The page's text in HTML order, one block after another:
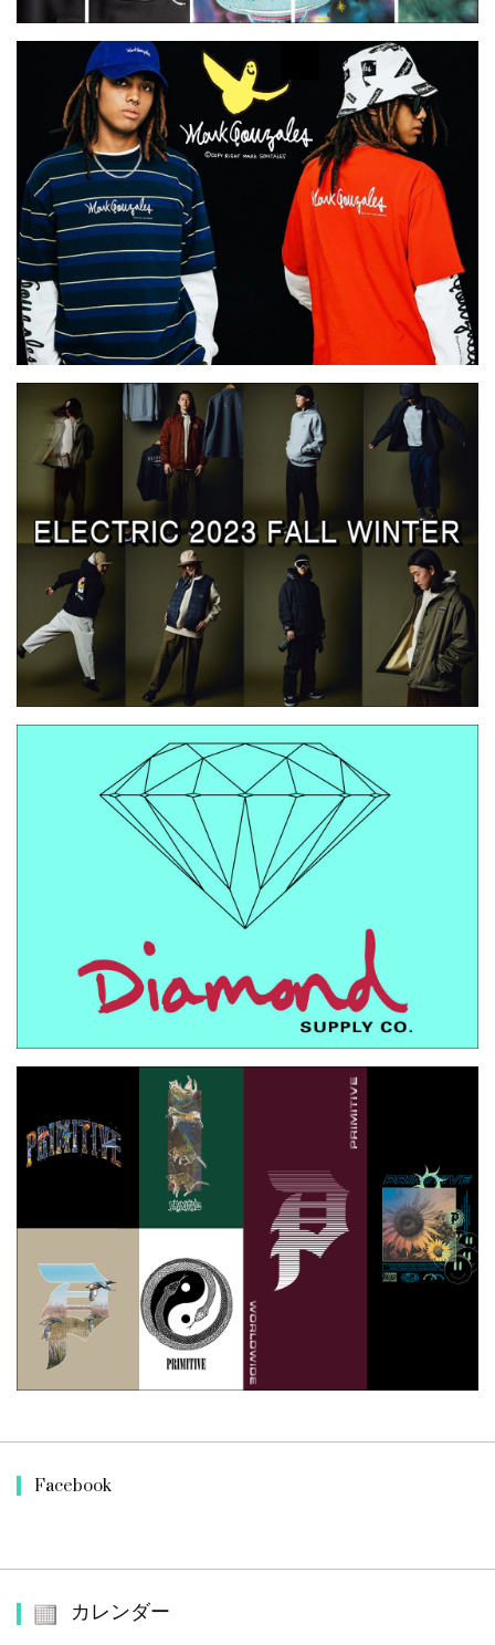
Facebook
カレンダー